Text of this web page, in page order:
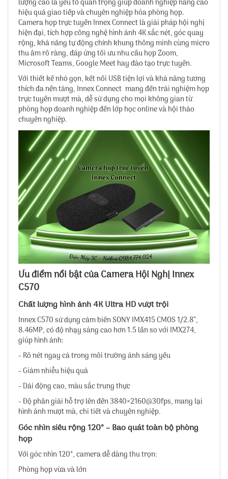
lượng cao là yếu tố quan trọng giúp doanh nghiệp nâng cao
hiệu quả giao tiếp và chuyên nghiệp hóa phòng họp.
Camera họp trực tuyến Innex Connect là giải pháp hội nghị
hiện đại, tích hợp công nghệ hình ảnh 4K sắc nét, góc quay
rộng, khả năng tự động chỉnh khung thông minh cùng micro
thu âm rõ ràng, đáp ứng tối ưu nhu cầu họp Zoom,
Microsoft Teams, Google Meet hay đào tạo trực tuyến.
Với thiết kế nhỏ gọn, kết nối USB tiện lợi và khả năng tương
thích đa nền tảng, Innex Connect mang đến trải nghiệm họp
trực tuyến mượt mà, dễ sử dụng cho mọi không gian từ
phòng họp doanh nghiệp đến lớp học online và hội thảo
chuyên nghiệp.
Ưu điểm nổi bật của Camera Hội Nghị Innex
C570
Chất lượng hình ảnh 4K Ultra HD vượt trội
Innex C570 sử dụng cảm biến SONY IMX415 CMOS 1/2.8”,
8.46MP, có độ nhạy sáng cao hơn 1.5 lần so với IMX274,
giúp hình ảnh:
- Rõ nét ngay cả trong môi trường ánh sáng yếu
- Giảm nhiễu hiệu quả
- Dải động cao, màu sắc trung thực
- Độ phân giải hỗ trợ lên đến 3840×2160@30fps, mang lại
hình ảnh mượt mà, chi tiết và chuyên nghiệp.
Góc nhìn siêu rộng 120° – Bao quát toàn bộ phòng
họp
Với góc nhìn 120°, camera dễ dàng thu trọn:
Phòng họp vừa và lớn